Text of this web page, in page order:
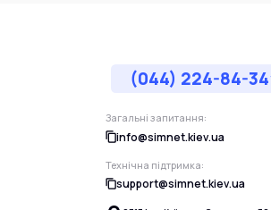
(044) 224-84-34
Загальні запитання:
info@simnet.kiev.ua
Технічна підтримка:
support@simnet.kiev.ua